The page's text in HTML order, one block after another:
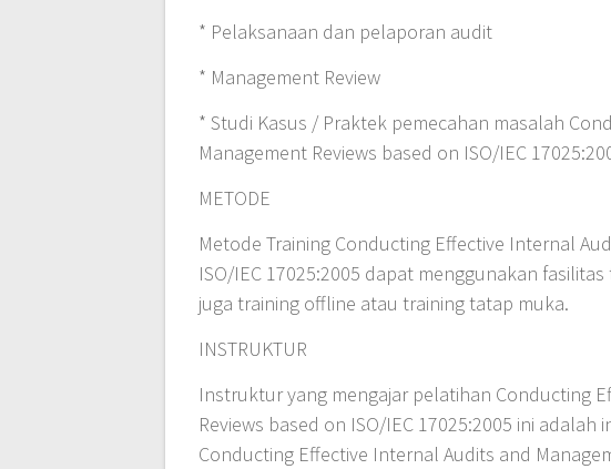
* Pelaksanaan dan pelaporan audit
* Management Review
* Studi Kasus / Praktek pemecahan masalah
Management Reviews based on ISO/IEC
METODE
Metode Training Conducting Effective Internal
ISO/IEC 17025:2005 dapat menggunakan
juga training offline atau training tatap muka.
INSTRUKTUR
Instruktur yang mengajar pelatihan Conducting
Reviews based on ISO/IEC 17025:2005 ini
Conducting Effective Internal Audits and